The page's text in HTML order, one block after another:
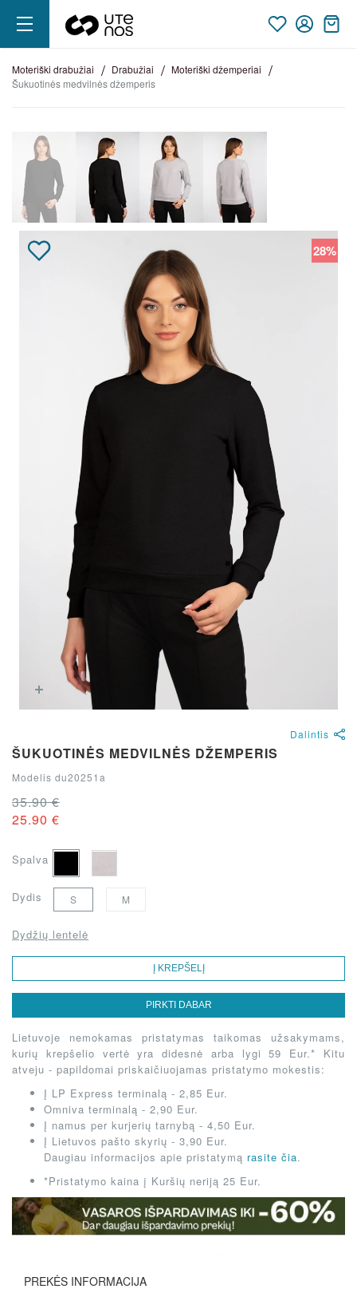
moteriški drabužiai drabužiai
moteriški džemperiai
šukuotinės medvilnės džemperis
28%
Dalintis
ŠUKUOTINĖS MEDVILNĖS DŽEMPERIS
Modelis du20251a
35.90 €
25.90 €
Spalva
Dydis S M
Dydžių lentelė
Į KREPŠELĮ
PIRKTI DABAR
Lietuvoje nemokamas pristatymas taikomas užsakymams,
kurių krepšelio vertė yra didesnė arba lygi 59 Eur.* Kitu
atveju - papildomai priskaičiuojamas pristatymo mokestis:
Į LP Express terminalą - 2,85 Eur.
Omniva terminalą - 2,90 Eur.
Į namus per kurjerių tarnybą - 4,50 Eur.
Į Lietuvos pašto skyrių - 3,90 Eur.
Daugiau informacijos apie pristatymą rasite čia.
*Pristatymo kaina į Kuršių neriją 25 Eur.
PREKĖS INFORMACIJA